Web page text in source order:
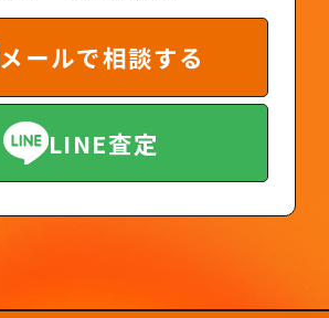
メールで相談する
LINE査定